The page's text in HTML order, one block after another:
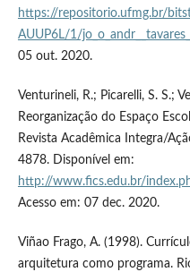
https://repositorio.ufmg.br/
AUUP6L/1/
05 out. 2020.
Venturineli, R.; Picarelli, S. S.;
Reorganização do Espaço
Revista Acadêmica Integra/
4878. Disponível em:
http://www.fics.edu.br/
Acesso em: 07 dec. 2020.
Viñao Frago, A. (1998).
arquitetura como programa.